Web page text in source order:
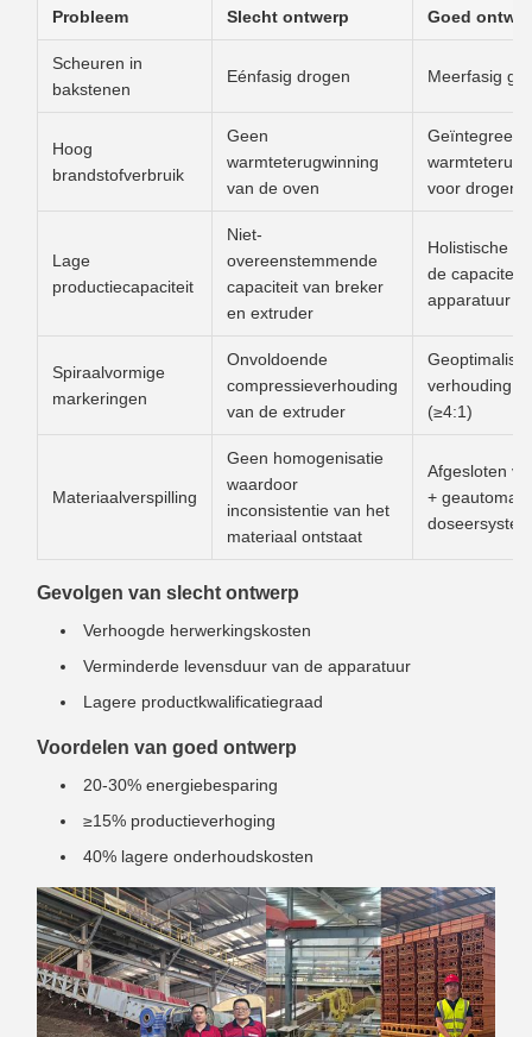
Probleem Slecht ontwerp Goed
Scheuren in
bakstenen
Eénfasig drogen Meerfasig
Hoog
brandstofverbruik
Geen
warmteterugwinning
van de oven
Geïntegreerd
voor drogen
Lage
productiecapaciteit
Niet-
overeenstemmende
capaciteit van breker
en extruder
Holistische
de capaciteit
apparatuur
Spiraalvormige
markeringen
Onvoldoende
compressieverhouding
van de extruder
verhouding
(≥4:1)
Materiaalverspilling
Geen homogenisatie
waardoor
inconsistentie van het
materiaal ontstaat
Afgesloten
+
Gevolgen van slecht ontwerp
Verhoogde herwerkingskosten
Verminderde levensduur van de apparatuur
Lagere productkwalificatiegraad
Voordelen van goed ontwerp
20-30% energiebesparing
≥15% productieverhoging
40% lagere onderhoudskosten